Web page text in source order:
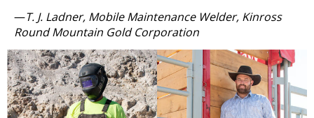
—T. J. Ladner, Mobile Maintenance Welder, Kinross
Round Mountain Gold Corporation